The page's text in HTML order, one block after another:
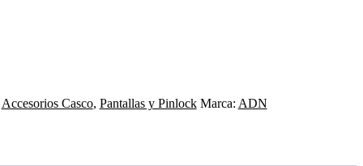
Accesorios Casco, Pantallas y Pinlock Marca: ADN